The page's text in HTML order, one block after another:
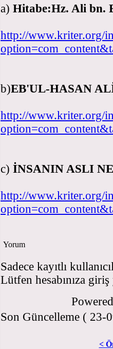
a) Hitabe:Hz. Ali bn.
http://www.kriter.org/
b)EB'UL-HASAN
http://www.kriter.org/
c) İNSANIN ASLI
http://www.kriter.org/
Yorum
Sadece kayıtlı
Lütfen hesabınıza
Son Güncelleme ( 23-
<